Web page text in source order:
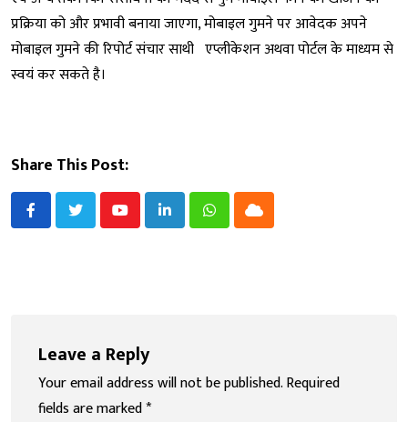
प्रक्रिया को और प्रभावी बनाया जाएगा, मोबाइल गुमने पर आवेदक अपने
मोबाइल गुमने की रिपोर्ट संचार साथी एप्लीकेशन अथवा पोर्टल के माध्यम से
स्वयं कर सकते है।
Share This Post:
YoutubeLinkedInWhatsappCloud
Leave a Reply
Your email address will not be published.Required
fields are marked*